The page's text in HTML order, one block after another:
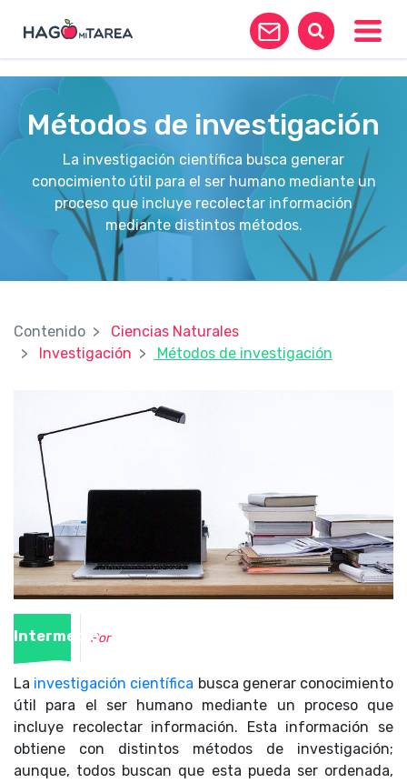
Métodos de investigación
La investigación científica busca generar
conocimiento útil para el ser humano mediante un
proceso que incluye recolectar información
mediante distintos métodos.
Contenido
Ciencias Naturales
Investigación
Métodos de investigación
IntermedioPor
La investigación científica busca generar conocimiento
útil para el ser humano mediante un proceso que
incluye recolectar información. Esta información se
obtiene con distintos métodos de investigación;
aunque, todos buscan que esta pueda ser ordenada,